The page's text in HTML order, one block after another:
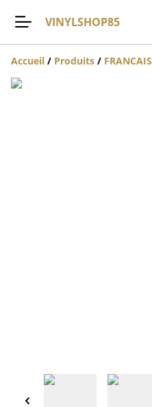
VINYLSHOP85
Accueil / Produits / FRANCAIS